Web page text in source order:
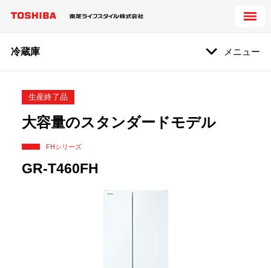
冷蔵庫 メニュー
生産終了品
大容量のスタンダードモデル
FHシリーズ
GR-T460FH